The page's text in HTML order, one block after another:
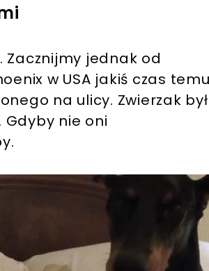
Zacznijmy jednak od
w USA jakiś czas temu
na ulicy. Zwierzak był
Gdyby nie oni